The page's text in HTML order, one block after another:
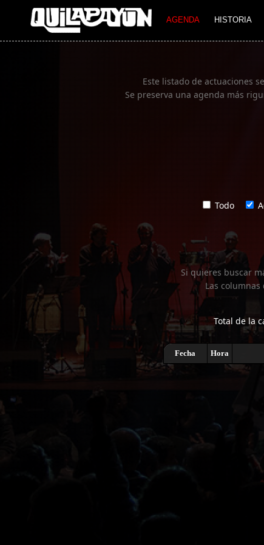
AGENDA HISTORIA
Imagen 01
Este listado de actuaciones
Se preserva una agenda más
Todo
Si quieres buscar
Las
Total de la
Fecha Hora